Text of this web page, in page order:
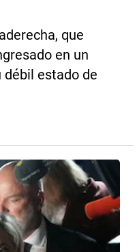
que
en un
débil estado de